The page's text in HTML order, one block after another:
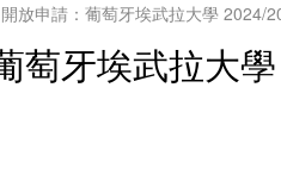
開放申請：葡萄牙埃武拉大學 2024/
萄牙埃武拉大